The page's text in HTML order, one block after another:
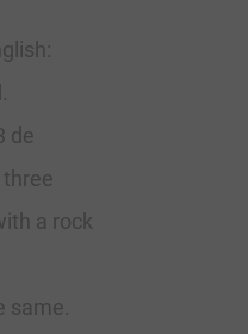
de
three
a rock
same.